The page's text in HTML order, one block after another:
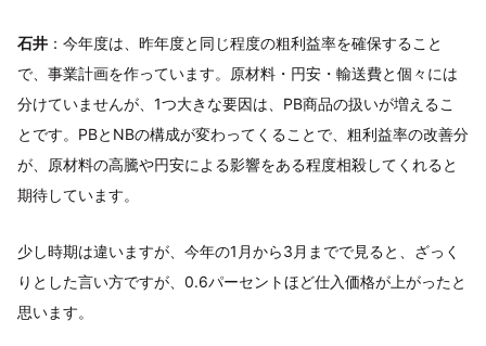
石井 ：今年度は、昨年度と同じ程度の粗利益率を確保すること
で、事業計画を作っています。原材料・円安・輸送費と個々には
分けていませんが、1つ大きな要因は、PB商品の扱いが増えるこ
とです。PBとNBの構成が変わってくることで、粗利益率の改善分
が、原材料の高騰や円安による影響をある程度相殺してくれると
期待しています。
少し時期は違いますが、今年の1月から3月までで見ると、ざっく
りとした言い方ですが、0.6パーセントほど仕入価格が上がったと
思います。